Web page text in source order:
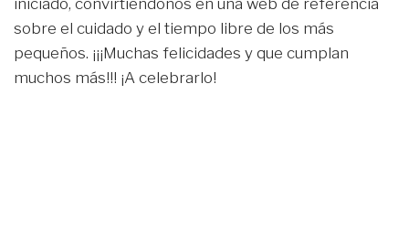
sobre el cuidado y el tiempo libre de los más
pequeños. ¡¡¡Muchas felicidades y que cumplan
muchos más!!! ¡A celebrarlo!